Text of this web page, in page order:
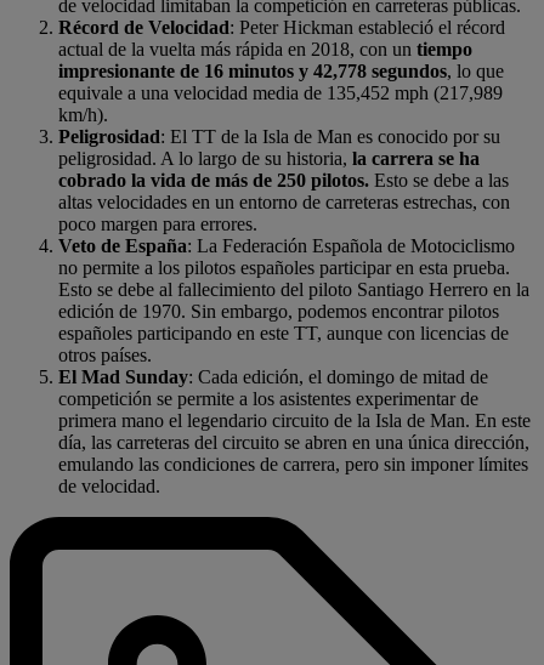
de velocidad limitaban la competición en carreteras públicas.
Récord de Velocidad: Peter Hickman estableció el récord
actual de la vuelta más rápida en 2018, con un tiempo
impresionante de 16 minutos y 42,778 segundos, lo que
equivale a una velocidad media de 135,452 mph (217,989
km/h).
Peligrosidad: El TT de la Isla de Man es conocido por su
peligrosidad. A lo largo de su historia, la carrera se ha
cobrado la vida de más de 250 pilotos. Esto se debe a las
altas velocidades en un entorno de carreteras estrechas, con
poco margen para errores.
Veto de España: La Federación Española de Motociclismo
no permite a los pilotos españoles participar en esta prueba.
Esto se debe al fallecimiento del piloto Santiago Herrero en la
edición de 1970. Sin embargo, podemos encontrar pilotos
españoles participando en este TT, aunque con licencias de
otros países.
El Mad Sunday: Cada edición, el domingo de mitad de
competición se permite a los asistentes experimentar de
primera mano el legendario circuito de la Isla de Man. En este
día, las carreteras del circuito se abren en una única dirección,
emulando las condiciones de carrera, pero sin imponer límites
de velocidad.